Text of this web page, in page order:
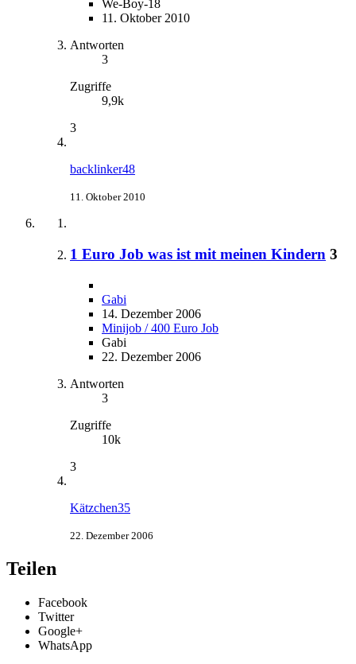
We-Boy-18
11. Oktober 2010
Antworten
3
Zugriffe
9,9k
3
backlinker48
11. Oktober 2010
1 Euro Job was ist mit meinen Kindern 3
Gabi
14. Dezember 2006
Minijob / 400 Euro Job
Gabi
22. Dezember 2006
Antworten
3
Zugriffe
10k
3
Kätzchen35
22. Dezember 2006
Teilen
Facebook
Twitter
Google+
WhatsApp